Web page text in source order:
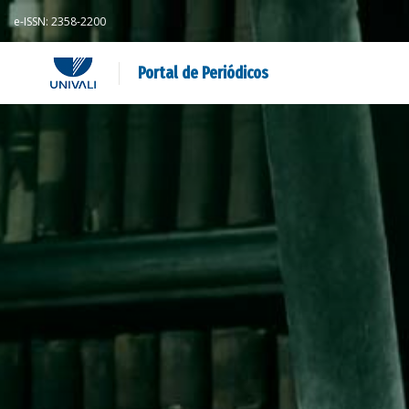
e-ISSN: 2358-2200
Portal de Periódicos